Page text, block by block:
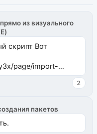
из визуального
скрипт Вот
page/import-
2
пакетов